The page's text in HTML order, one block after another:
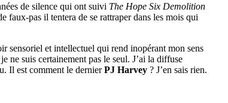
de silence qui ont suivi The Hope Six Demolition
faux-pas il tentera de se rattraper dans les mois qui
sensoriel et intellectuel qui rend inopérant mon sens
ne suis certainement pas le seul. J’ai la diffuse
Il est comment le dernierPJ Harvey ? J’en sais rien.